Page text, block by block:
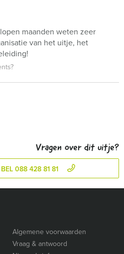
maanden weten zeer
van het uitje, het
Vragen over dit uitje?
BEL 088 428 81 81
Algemene voorwaarden
Vraag & antwoord